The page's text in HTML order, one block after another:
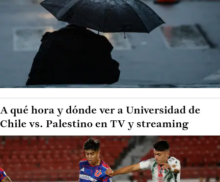
A qué hora y dónde ver a Universidad de
Chile vs. Palestino en TV y streaming